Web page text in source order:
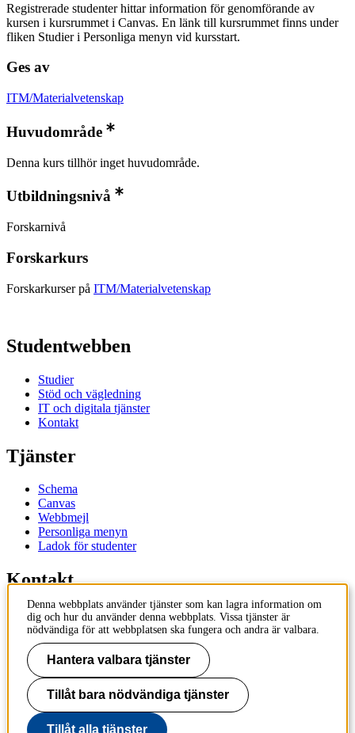
Registrerade studenter hittar information för genomförande av
kursen i kursrummet i Canvas. En länk till kursrummet finns under
fliken Studier i Personliga menyn vid kursstart.
Ges av
ITM/Materialvetenskap
Huvudområde
Denna kurs tillhör inget huvudområde.
Utbildningsnivå
Forskarnivå
Forskarkurs
Forskarkurser på ITM/Materialvetenskap
Studentwebben
Studier
Stöd och vägledning
IT och digitala tjänster
Kontakt
Tjänster
Schema
Canvas
Webbmejl
Personliga menyn
Ladok för studenter
Kontakt
Kontakta utbildningsprogram
Kontakta kurs
IT-support
KTH Entré
KTH
100 44 Stockholm
+46 8 790 60 00
Denna webbplats använder tjänster som kan lagra information om
dig och hur du använder denna webbplats. Vissa tjänster är
nödvändiga för att webbplatsen ska fungera och andra är valbara.
Hantera valbara tjänster
Tillåt bara nödvändiga tjänster
Tillåt alla tjänster